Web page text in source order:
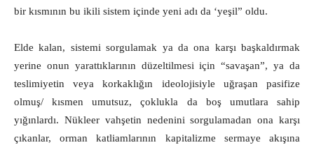
bir kısmının bu ikili sistem içinde yeni adı da ‘yeşil” oldu.
Elde kalan, sistemi sorgulamak ya da ona karşı başkaldırmak
yerine onun yarattıklarının düzeltilmesi için “savaşan”, ya da
teslimiyetin veya korkaklığın ideolojisiyle uğraşan pasifize
olmuş/ kısmen umutsuz, çoklukla da boş umutlara sahip
yığınlardı. Nükleer vahşetin nedenini sorgulamadan ona karşı
çıkanlar, orman katliamlarının kapitalizme sermaye akışına